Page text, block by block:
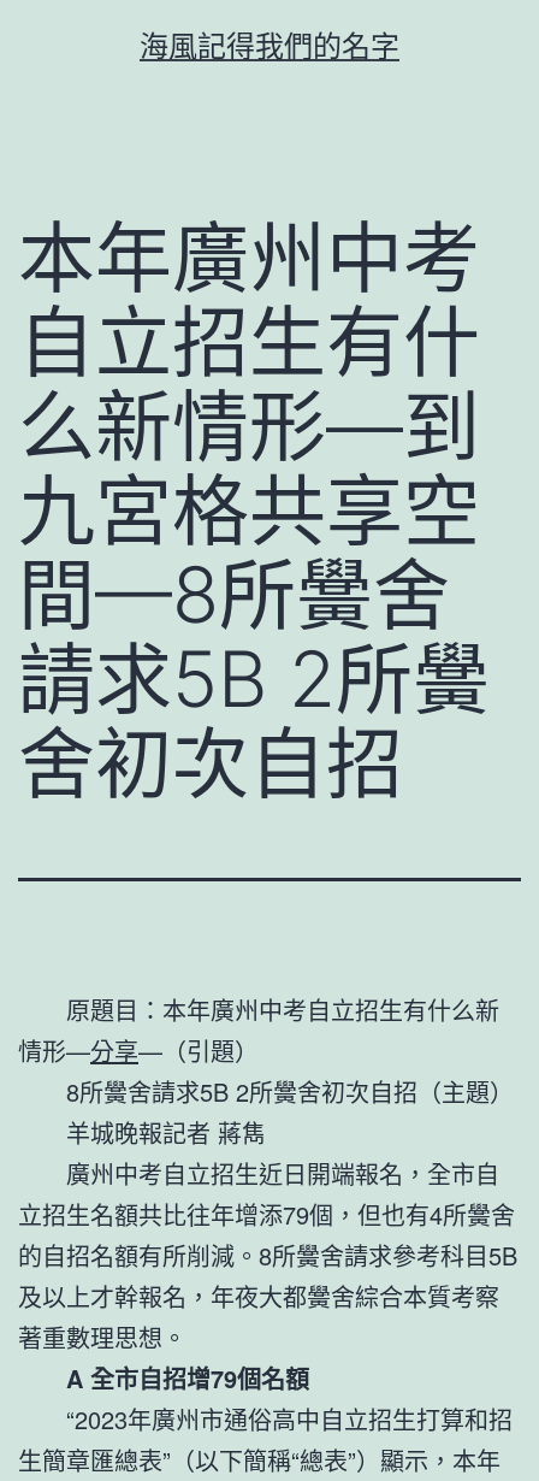
海風記得我們的名字
本年廣州中考
自立招生有什
么新情形—到
九宮格共享空
間—8所黌舍
請求5B 2所黌
舍初次自招
原題目：本年廣州中考自立招生有什么新
情形—分享—（引題）
8所黌舍請求5B 2所黌舍初次自招（主題）
羊城晚報記者 蔣雋
廣州中考自立招生近日開端報名，全市自
立招生名額共比往年增添79個，但也有4所黌舍
的自招名額有所削減。8所黌舍請求參考科目5B
及以上才幹報名，年夜大都黌舍綜合本質考察
著重數理思想。
A 全市自招增79個名額
“2023年廣州市通俗高中自立招生打算和招
生簡章匯總表”（以下簡稱“總表”）顯示，本年